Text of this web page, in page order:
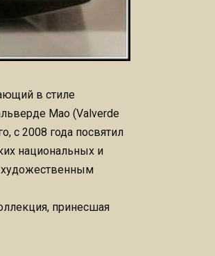
в стиле
Мао (Valverde
с 2008 года посвятил
национальных и
художественным
принесшая